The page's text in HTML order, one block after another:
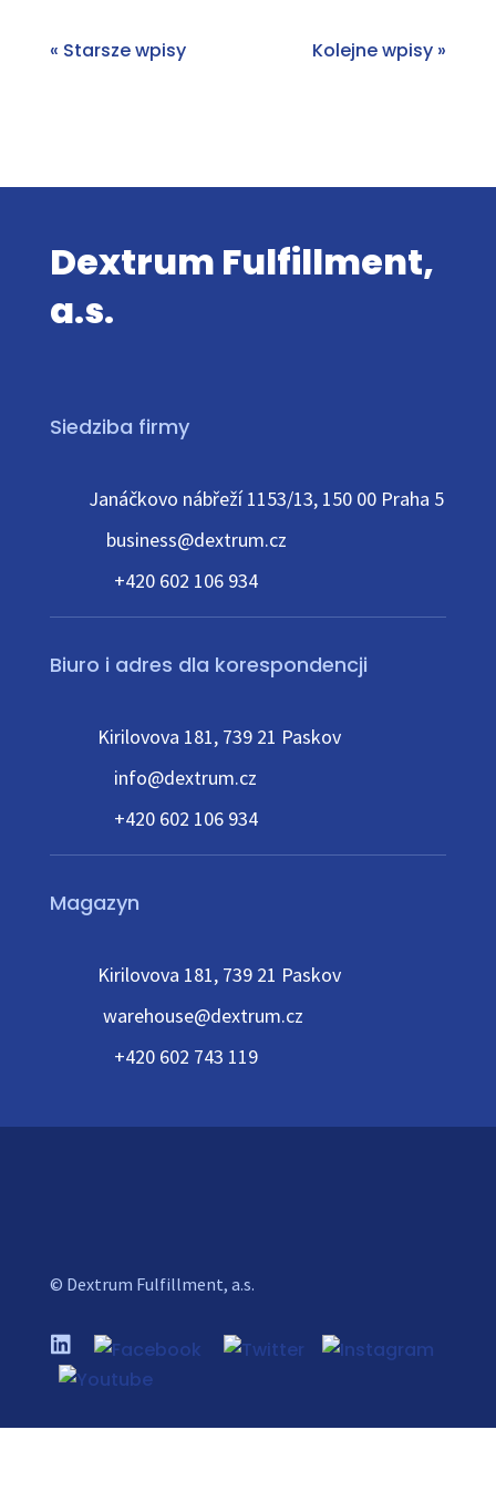
« Starsze wpisy Kolejne wpisy »
Dextrum Fulfillment,
a.s.
Siedziba firmy
Janáčkovo nábřeží 1153/13, 150 00 Praha 5
business@dextrum.cz
+420 602 106 934
Biuro i adres dla korespondencji
Kirilovova 181, 739 21 Paskov
info@dextrum.cz
+420 602 106 934
Magazyn
Kirilovova 181, 739 21 Paskov
warehouse@dextrum.cz
+420 602 743 119
© Dextrum Fulfillment, a.s.